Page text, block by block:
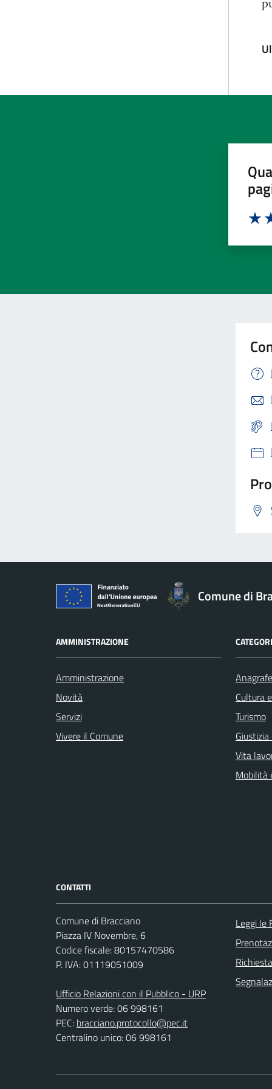
Comune di
AMMINISTRAZIONE
Amministrazione
Novità
Servizi
Vivere il Comune
Cultura
Turismo
Vita
Mobilità
CONTATTI
Comune di Bracciano
Piazza IV Novembre, 6
Codice fiscale: 80157470586
P. IVA: 01119051009
Ufficio Relazioni con il Pubblico - URP
Numero verde: 06 998161
PEC: bracciano.protocollo@pec.it
Centralino unico: 06 998161
Leggi le